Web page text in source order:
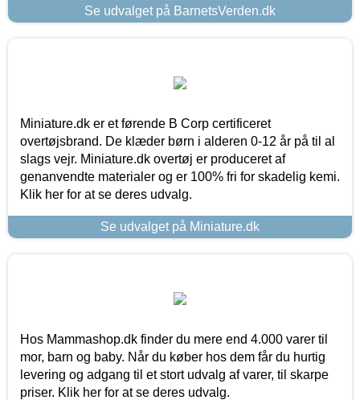
Se udvalget på BarnetsVerden.dk
Miniature.dk er et førende B Corp certificeret
overtøjsbrand. De klæder børn i alderen 0-12 år på til al
slags vejr. Miniature.dk overtøj er produceret af
genanvendte materialer og er 100% fri for skadelig kemi.
Klik her for at se deres udvalg.
Se udvalget på Miniature.dk
Hos Mammashop.dk finder du mere end 4.000 varer til
mor, barn og baby. Når du køber hos dem får du hurtig
levering og adgang til et stort udvalg af varer, til skarpe
priser. Klik her for at se deres udvalg.